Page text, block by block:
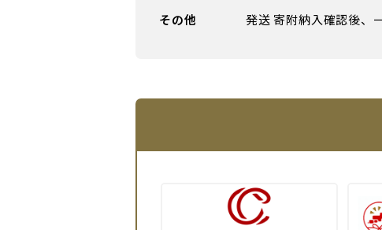
その他
発送 寄附納入確認後、